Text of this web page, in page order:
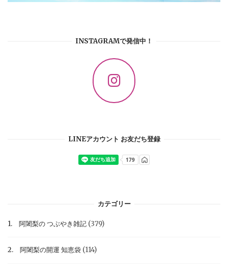
INSTAGRAMで発信中！
LINEアカウント お友だち登録
カテゴリー
1. 阿闍梨の つぶやき雑記 (379)
2. 阿闍梨の開運 知恵袋 (114)